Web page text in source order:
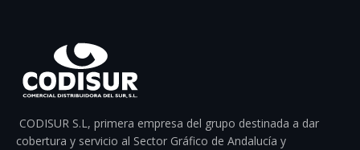
CODISUR S.L, primera empresa del grupo destinada a dar
cobertura y servicio al Sector Gráfico de Andalucía y